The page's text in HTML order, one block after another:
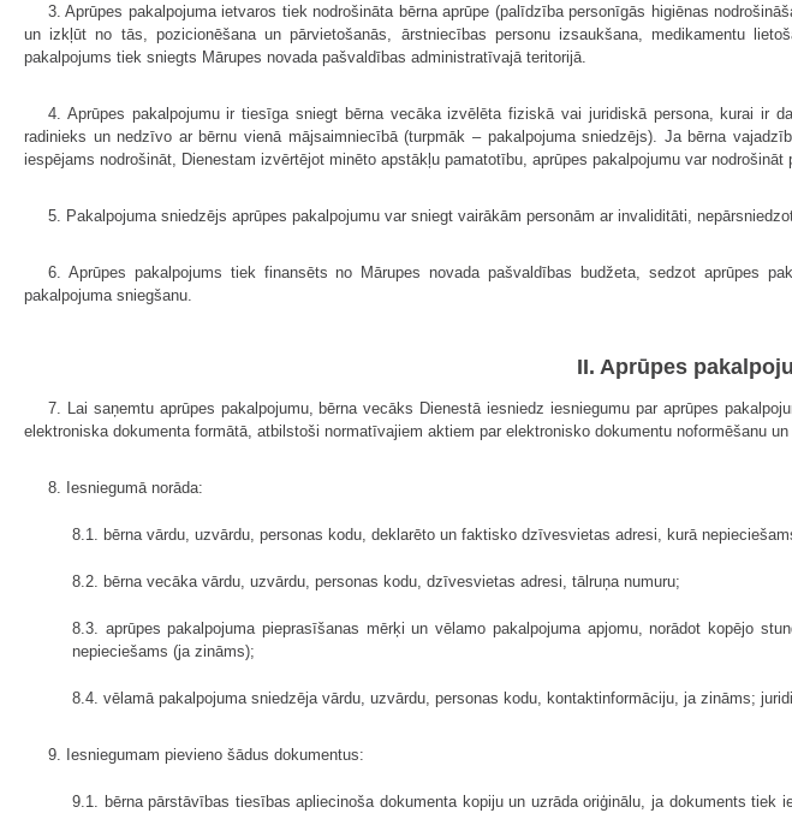
3. Aprūpes pakalpojuma ietvaros tiek nodrošināta bērna aprūpe (palīdzība personīgās higiēnas
un izkļūt no tās, pozicionēšana un pārvietošanās, ārstniecības personu izsaukšana, medikamentu
pakalpojums tiek sniegts Mārupes novada pašvaldības administratīvajā teritorijā.
4. Aprūpes pakalpojumu ir tiesīga sniegt bērna vecāka izvēlēta fiziskā vai juridiskā persona, kurai ir
radinieks un nedzīvo ar bērnu vienā mājsaimniecībā (turpmāk – pakalpojuma sniedzējs). Ja bērna
iespējams nodrošināt, Dienestam izvērtējot minēto apstākļu pamatotību, aprūpes pakalpojumu var
5. Pakalpojuma sniedzējs aprūpes pakalpojumu var sniegt vairākām personām ar invaliditāti,
6. Aprūpes pakalpojums tiek finansēts no Mārupes novada pašvaldības budžeta, sedzot aprūpes
pakalpojuma sniegšanu.
II. Aprūpes
7. Lai saņemtu aprūpes pakalpojumu, bērna vecāks Dienestā iesniedz iesniegumu par aprūpes
elektroniska dokumenta formātā, atbilstoši normatīvajiem aktiem par elektronisko dokumentu noformēšanu un
8. Iesniegumā norāda:
8.1. bērna vārdu, uzvārdu, personas kodu, deklarēto un faktisko dzīvesvietas adresi, kurā
8.2. bērna vecāka vārdu, uzvārdu, personas kodu, dzīvesvietas adresi, tālruņa numuru;
8.3. aprūpes pakalpojuma pieprasīšanas mērķi un vēlamo pakalpojuma apjomu, norādot kopējo
nepieciešams (ja zināms);
8.4. vēlamā pakalpojuma sniedzēja vārdu, uzvārdu, personas kodu, kontaktinformāciju, ja zināms;
9. Iesniegumam pievieno šādus dokumentus:
9.1. bērna pārstāvības tiesības apliecinoša dokumenta kopiju un uzrāda oriģinālu, ja dokuments